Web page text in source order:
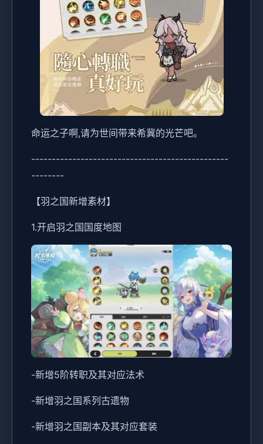
命运之子啊,请为世间带来希冀的光芒吧。
------------------------------------------------
--------
【羽之国新增素材】
1.开启羽之国国度地图
-新增5阶转职及其对应法术
-新增羽之国系列古遗物
-新增羽之国副本及其对应套装